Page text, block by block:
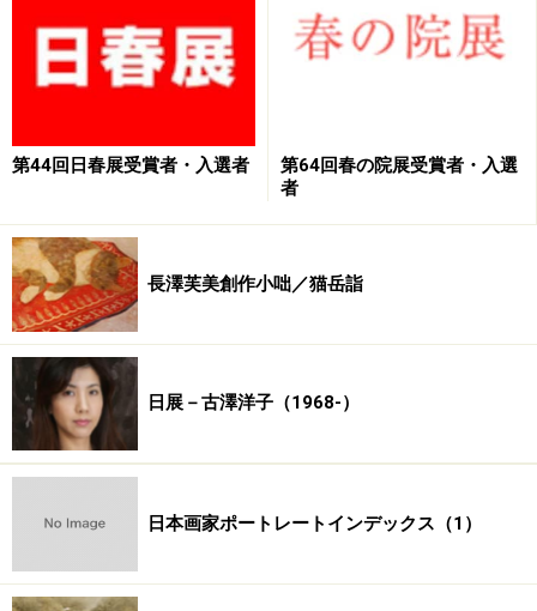
第44回日春展受賞者・入選者
第64回春の院展受賞者・入選
者
長澤芙美創作小咄／猫岳詣
日展－古澤洋子（1968-）
日本画家ポートレートインデックス（1）